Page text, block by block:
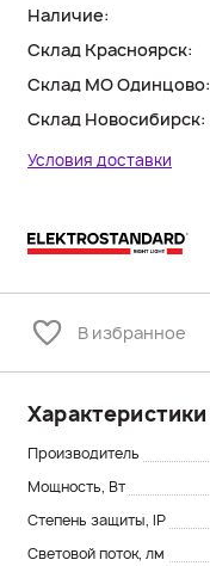
В избранное
Наличие:
Склад Красноярск:
Склад МО Одинцово:
Склад Новосибирск:
Условия доставки
Характеристики
Производитель
Мощность, Вт
Степень защиты, IP
Световой поток, лм